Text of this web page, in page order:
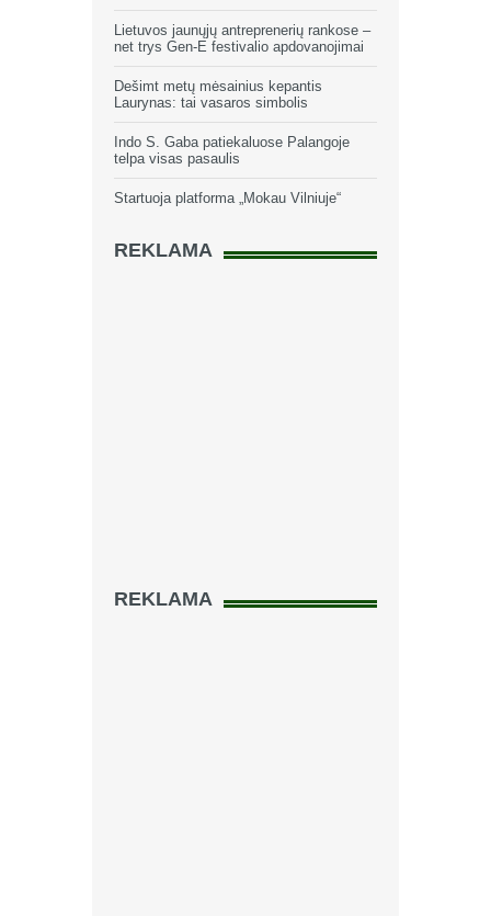
Lietuvos jaunųjų antreprenerių rankose –
net trys Gen-E festivalio apdovanojimai
Dešimt metų mėsainius kepantis
Laurynas: tai vasaros simbolis
Indo S. Gaba patiekaluose Palangoje
telpa visas pasaulis
Startuoja platforma „Mokau Vilniuje“
REKLAMA
REKLAMA